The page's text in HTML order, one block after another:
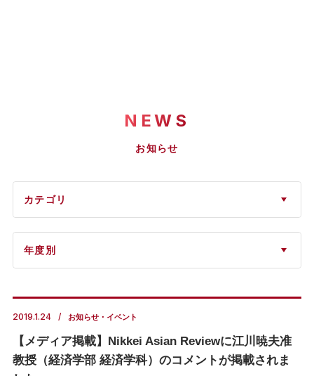
NEWS
お知らせ
2019.1.24 お知らせ・イベント
【メディア掲載】Nikkei Asian Reviewに江川暁夫准
教授（経済学部 経済学科）のコメントが掲載されま
カテゴリ
年度別